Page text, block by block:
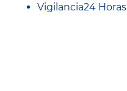
Vigilancia24 Horas